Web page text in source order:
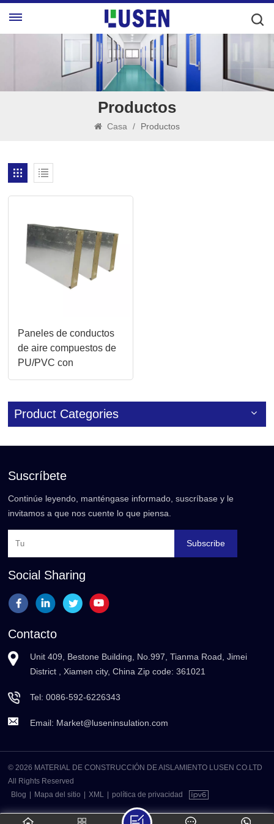
Productos
Casa / Productos
Paneles de conductos
de aire compuestos de
PU/PVC con
aislamiento
personalizado
Product Categories
Suscríbete
Continúe leyendo, manténgase informado, suscríbase y le
invitamos a que nos cuente lo que piensa.
Subscribe
Social Sharing
Contacto
Unit 409, Bestone Building, No.997, Tianma Road, Jimei
District , Xiamen city, China Zip code: 361021
Tel:0086-592-6226343
Email: Market@luseninsulation.com
© 2026 MATERIAL DE CONSTRUCCIÓN DE AISLAMIENTO LUSEN CO.LTD
All Rights Reserved
Blog
Mapa del sitio XML política de privacidad